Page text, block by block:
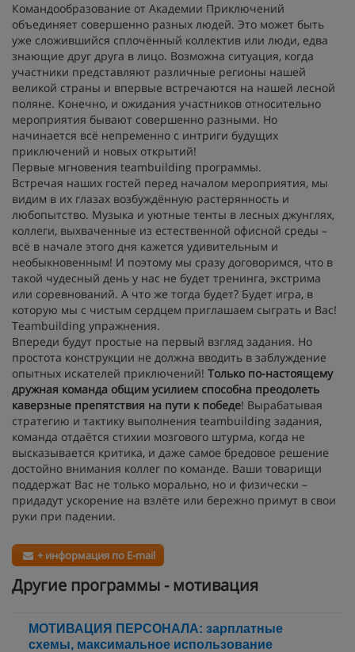
Командообразование от Академии Приключений
объединяет совершенно разных людей. Это может быть
уже сложившийся сплочённый коллектив или люди, едва
знающие друг друга в лицо. Возможна ситуация, когда
участники представляют различные регионы нашей
великой страны и впервые встречаются на нашей лесной
поляне. Конечно, и ожидания участников относительно
мероприятия бывают совершенно разными. Но
начинается всё непременно с интриги будущих
приключений и новых открытий!
Первые мгновения teambuilding программы.
Встречая наших гостей перед началом мероприятия, мы
видим в их глазах возбуждённую растерянность и
любопытство. Музыка и уютные тенты в лесных джунглях,
коллеги, выхваченные из естественной офисной среды –
всё в начале этого дня кажется удивительным и
необыкновенным! И поэтому мы сразу договоримся, что в
такой чудесный день у нас не будет тренинга, экстрима
или соревнований. А что же тогда будет? Будет игра, в
которую мы с чистым сердцем приглашаем сыграть и Вас!
Teambuilding упражнения.
Впереди будут простые на первый взгляд задания. Но
простота конструкции не должна вводить в заблуждение
опытных искателей приключений! Только по-настоящему
дружная команда общим усилием способна преодолеть
каверзные препятствия на пути к победе! Вырабатывая
стратегию и тактику выполнения teambuilding задания,
команда отдаётся стихии мозгового штурма, когда не
высказывается критика, и даже самое бредовое решение
достойно внимания коллег по команде. Ваши товарищи
поддержат Вас не только морально, но и физически –
придадут ускорение на взлёте или бережно примут в свои
руки при падении.
+ информация по E-mail
Другие программы - мотивация
МОТИВАЦИЯ ПЕРСОНАЛА: зарплатные
схемы, максимальное использование